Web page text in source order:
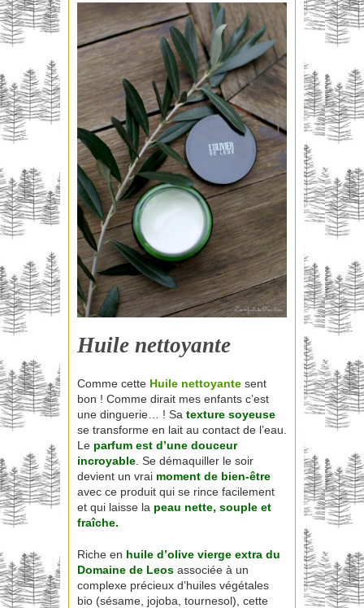
Huile nettoyante
Comme cette Huile nettoyante sent
bon ! Comme dirait mes enfants c’est
une dinguerie… ! Sa texture soyeuse
se transforme en lait au contact de l’eau.
Le parfum est d’une douceur
incroyable . Se démaquiller le soir
devient un vrai moment de bien-être
avec ce produit qui se rince facilement
et qui laisse la peau nette, souple et
fraîche.
Riche en huile d’olive vierge extra du
Domaine de Leos associée à un
complexe précieux d’huiles végétales
bio (sésame, jojoba, tournesol), cette